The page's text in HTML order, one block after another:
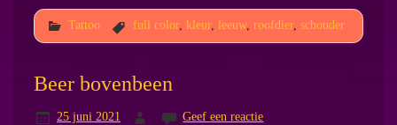
Tattoo full color, kleur, leeuw, roofdier, schouder
Beer bovenbeen
25 juni 2021 Geef een reactie